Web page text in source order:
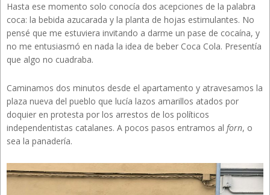
Hasta ese momento solo conocía dos acepciones de la palabra
coca: la bebida azucarada y la planta de hojas estimulantes. No
pensé que me estuviera invitando a darme un pase de cocaína, y
no me entusiasmó en nada la idea de beber Coca Cola. Presentía
que algo no cuadraba.
Caminamos dos minutos desde el apartamento y atravesamos la
plaza nueva del pueblo que lucía lazos amarillos atados por
doquier en protesta por los arrestos de los políticos
independentistas catalanes. A pocos pasos entramos al forn, o
sea la panadería.